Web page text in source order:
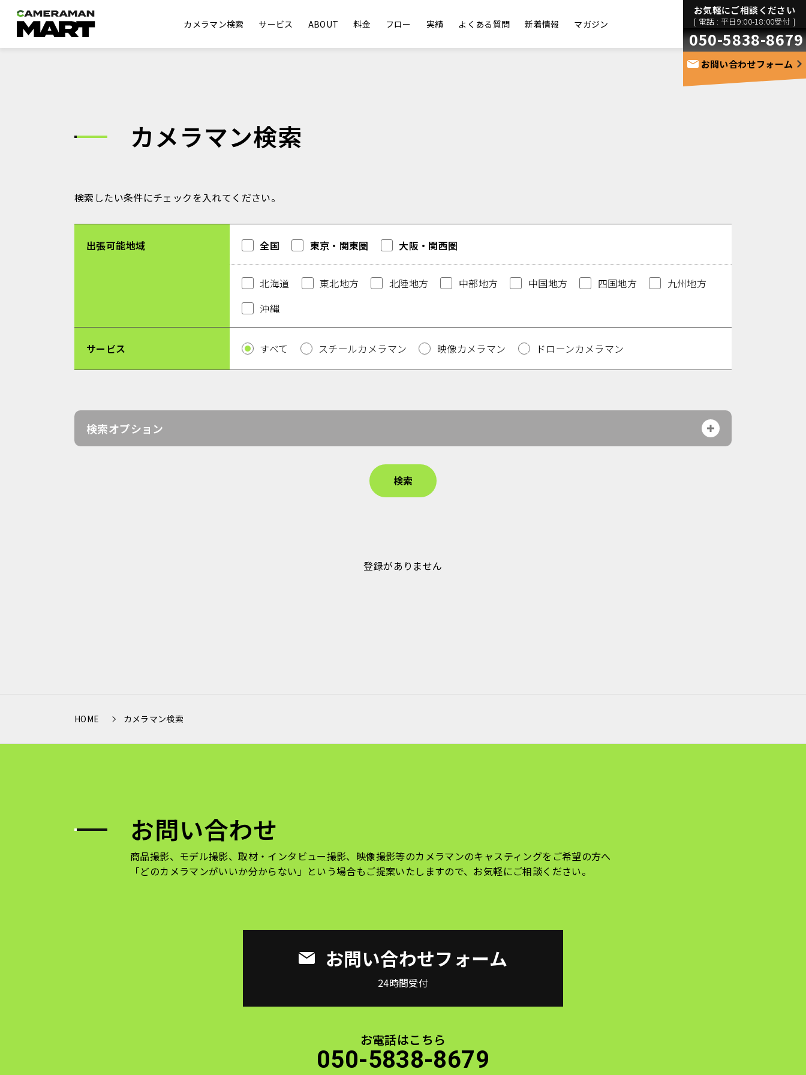
カメラマン検索 サービス ABOUT 料金 フロー 実績 よくある質問 新着情報 マガジン
お気軽にご相談ください
[ 電話 : 平日9:00-18:00受付 ]
050-5838-8679
お問い合わせフォーム
カメラマン検索
検索したい条件にチェックを入れてください。
出張可能地域 全国 東京・関東圏 大阪・関西圏
北海道 東北地方 北陸地方 中部地方 中国地方 四国地方
九州地方
沖縄
サービス すべて スチールカメラマン 映像カメラマン ドローンカメラマン
検索オプション
登録がありません
HOME カメラマン検索
お問い合わせ
商品撮影、モデル撮影、取材・インタビュー撮影、映像撮影等のカメラマンのキャスティングをご希望の方へ
「どのカメラマンがいいか分からない」という場合もご提案いたしますので、お気軽にご相談ください。
お問い合わせフォーム
24時間受付
お電話はこちら
050-5838-8679